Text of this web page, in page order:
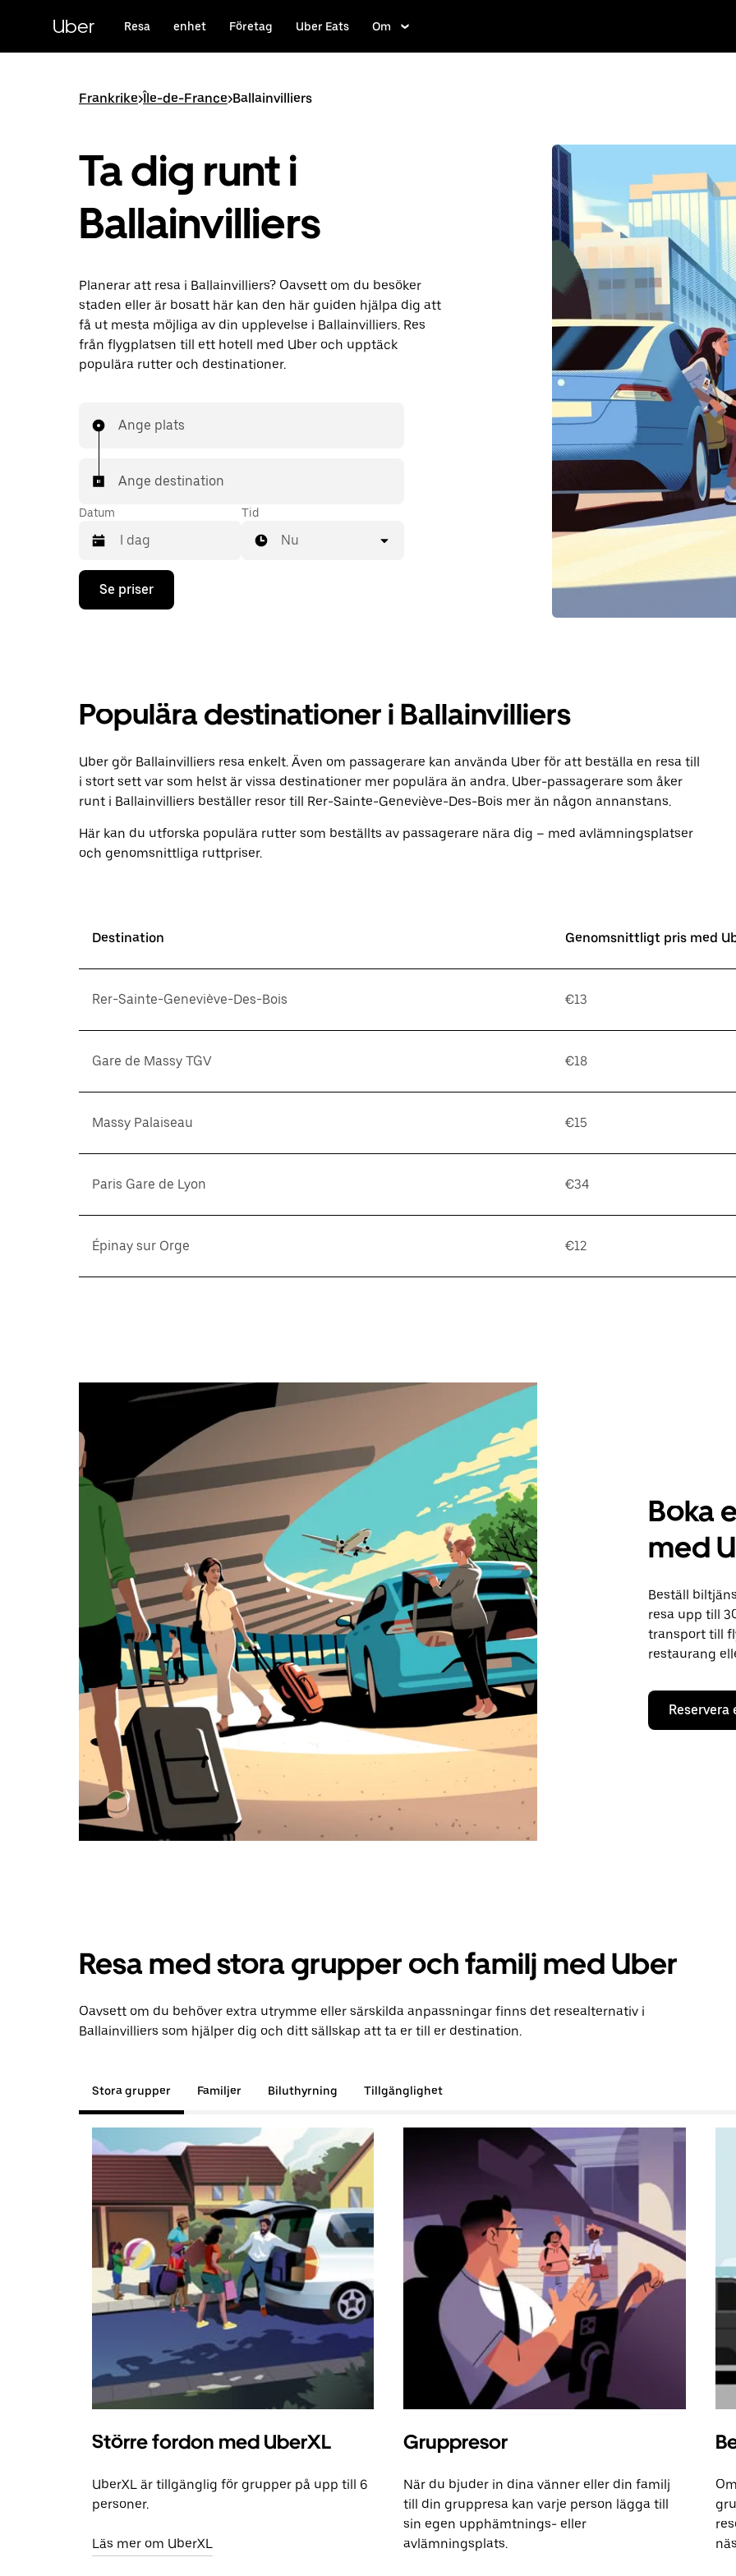
huvudinnehållet
Uber Resa enhet Företag Uber Eats Om
Frankrike>Île-de-France>Ballainvilliers
Ta dig runt i
Ballainvilliers
Planerar att resa i Ballainvilliers? Oavsett om du besöker
staden eller är bosatt här kan den här guiden hjälpa dig att
få ut mesta möjliga av din upplevelse i Ballainvilliers. Res
från flygplatsen till ett hotell med Uber och upptäck
populära rutter och destinationer.
Ange plats
Ange destination
Datum
Tryck
nedåtpilen
ett
datum.
på
knappen
för
stänga
kalendern.
Tid
Nu
Se priser
Populära destinationer i Ballainvilliers
Uber gör Ballainvilliers resa enkelt. Även om passagerare kan använda Uber för att beställa en resa till
i stort sett var som helst är vissa destinationer mer populära än andra. Uber-passagerare som åker
runt i Ballainvilliers beställer resor till Rer-Sainte-Geneviève-Des-Bois mer än någon annanstans.
Här kan du utforska populära rutter som beställts av passagerare nära dig – med avlämningsplatser
och genomsnittliga ruttpriser.
Destination Genomsnittligt pris med
Rer-Sainte-Geneviève-Des-Bois €13
Gare de Massy TGV €18
Massy Palaiseau €15
Paris Gare de Lyon €34
Épinay sur Orge €12
Boka
med
Beställ
resa upp till
transport till
restaurang
Reservera
Resa med stora grupper och familj med Uber
Oavsett om du behöver extra utrymme eller särskilda anpassningar finns det resealternativ i
Ballainvilliers som hjälper dig och ditt sällskap att ta er till er destination.
Stora grupper Familjer Biluthyrning Tillgänglighet
Större fordon med UberXL
UberXL är tillgänglig för grupper på upp till 6
personer.
Läs mer om UberXL
Gruppresor
När du bjuder in dina vänner eller din familj
till din gruppresa kan varje person lägga till
sin egen upphämtnings- eller
avlämningsplats.